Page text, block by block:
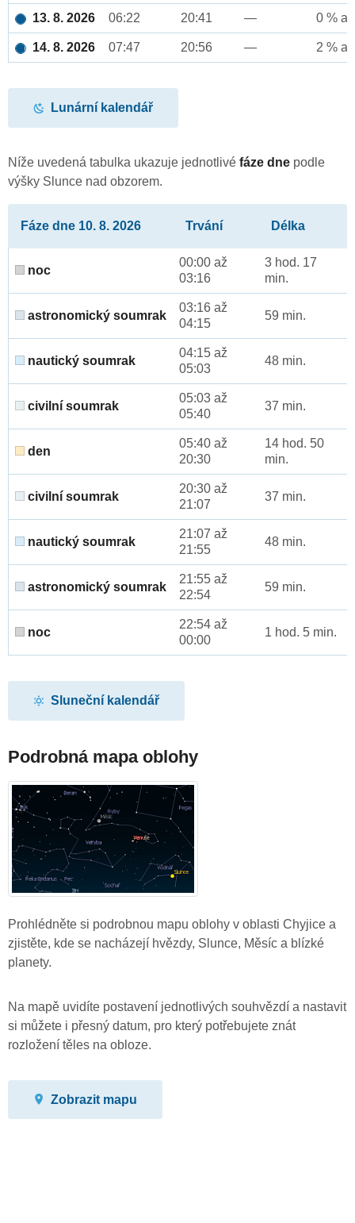
13. 8. 2026 06:22 20:41 — 0 %
14. 8. 2026 07:47 20:56 — 2 %
Lunární kalendář
Níže uvedená tabulka ukazuje jednotlivé fáze dne podle
výšky Slunce nad obzorem.
Fáze dne 10. 8. 2026 Trvání Délka
noc
00:00 až
03:16
3 hod. 17
min.
astronomický soumrak
03:16 až
04:15
59 min.
nautický soumrak
04:15 až
05:03
48 min.
civilní soumrak
05:03 až
05:40
37 min.
den
05:40 až
20:30
14 hod. 50
min.
civilní soumrak
20:30 až
21:07
37 min.
nautický soumrak
21:07 až
21:55
48 min.
astronomický soumrak
21:55 až
22:54
59 min.
noc
22:54 až
00:00
1 hod. 5 min.
Sluneční kalendář
Podrobná mapa oblohy
Prohlédněte si podrobnou mapu oblohy v oblasti Chyjice a
zjistěte, kde se nacházejí hvězdy, Slunce, Měsíc a blízké
planety.
Na mapě uvidíte postavení jednotlivých souhvězdí a nastavit
si můžete i přesný datum, pro který potřebujete znát
rozložení těles na obloze.
Zobrazit mapu